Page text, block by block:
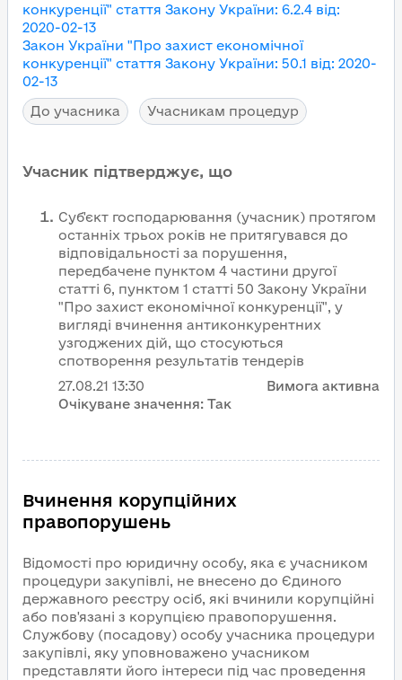
конкуренції" стаття Закону України: 6.2.4 від:
2020-02-13
Закон України "Про захист економічної
конкуренції" стаття Закону України: 50.1 від: 2020-
02-13
До учасника
Учасникам процедур
Учасник підтверджує, що
Суб'єкт господарювання (учасник) протягом
останніх трьох років не притягувався до
відповідальності за порушення,
передбачене пунктом 4 частини другої
статті 6, пунктом 1 статті 50 Закону України
"Про захист економічної конкуренції", у
вигляді вчинення антиконкурентних
узгоджених дій, що стосуються
спотворення результатів тендерів
27.08.21 13:30
Вимога активна
Очікуване значення: Так
Вчинення корупційних
правопорушень
Відомості про юридичну особу, яка є учасником
процедури закупівлі, не внесено до Єдиного
державного реєстру осіб, які вчинили корупційні
або пов'язані з корупцією правопорушення.
Службову (посадову) особу учасника процедури
закупівлі, яку уповноважено учасником
представляти його інтереси під час проведення